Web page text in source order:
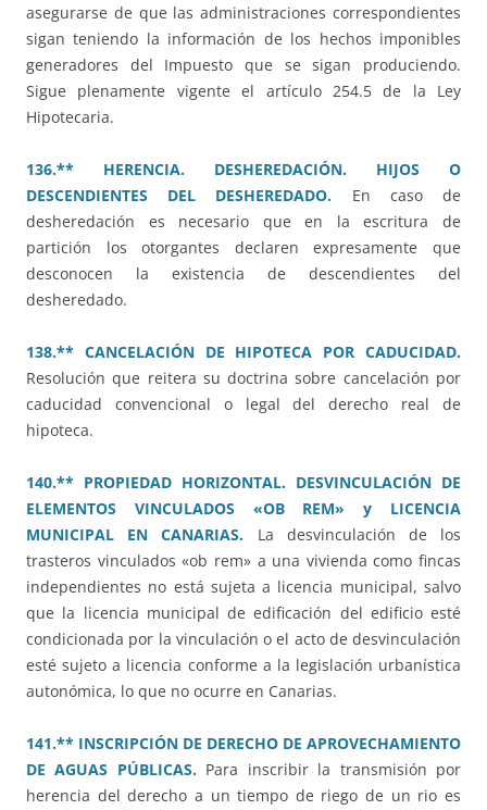
asegurarse de que las administraciones correspondientes
sigan teniendo la información de los hechos imponibles
generadores del Impuesto que se sigan produciendo.
Sigue plenamente vigente el artículo 254.5 de la Ley
Hipotecaria.
136.** HERENCIA. DESHEREDACIÓN. HIJOS O
DESCENDIENTES DEL DESHEREDADO. En caso de
desheredación es necesario que en la escritura de
partición los otorgantes declaren expresamente que
desconocen la existencia de descendientes del
desheredado.
138.** CANCELACIÓN DE HIPOTECA POR CADUCIDAD.
Resolución que reitera su doctrina sobre cancelación por
caducidad convencional o legal del derecho real de
hipoteca.
140.** PROPIEDAD HORIZONTAL. DESVINCULACIÓN DE
ELEMENTOS VINCULADOS «OB REM» y LICENCIA
MUNICIPAL EN CANARIAS. La desvinculación de los
trasteros vinculados «ob rem» a una vivienda como fincas
independientes no está sujeta a licencia municipal, salvo
que la licencia municipal de edificación del edificio esté
condicionada por la vinculación o el acto de desvinculación
esté sujeto a licencia conforme a la legislación urbanística
autonómica, lo que no ocurre en Canarias.
141.** INSCRIPCIÓN DE DERECHO DE APROVECHAMIENTO
DE AGUAS PÚBLICAS.Para inscribir la transmisión por
herencia del derecho a un tiempo de riego de un rio es